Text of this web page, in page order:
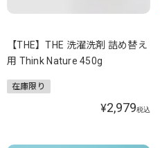
【THE】THE 洗濯洗剤 詰め替え
用 Think Nature 450g
在庫限り
¥2,979税込